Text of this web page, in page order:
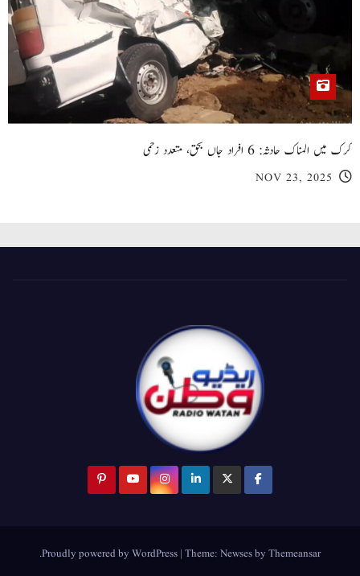
کرک میں المناک حادثہ: 6 افراد جاں بحق، متعدد زخمی
NOV 23, 2025
Proudly powered by WordPress |Theme:NewsesbyThemeansar
.